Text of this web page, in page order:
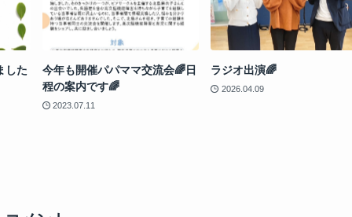
した
今年も開催パパママ交流会🌈日
程の案内です🌈
2023.07.11
ラジオ出演🌈
2026.04.09